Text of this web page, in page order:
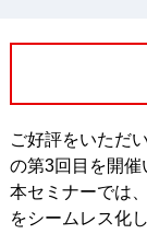
ご好評をいただ
の第3回目を開催
本セミナーでは
をシームレス化